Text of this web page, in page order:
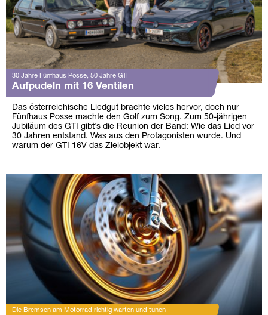
30 Jahre Fünfhaus Posse, 50 Jahre GTI
Aufpudeln mit 16 Ventilen
Das österreichische Liedgut brachte vieles hervor, doch nur
Fünfhaus Posse machte den Golf zum Song. Zum 50-jährigen
Jubiläum des GTI gibt’s die Reunion der Band: Wie das Lied vor
30 Jahren entstand. Was aus den Protagonisten wurde. Und
warum der GTI 16V das Zielobjekt war.
Die Bremsen am Motorrad richtig warten und tunen